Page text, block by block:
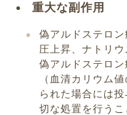
重大な副作用
偽アルドステロ
圧上昇、ナトリ
偽アルドステロ
（血清カリウム
られた場合には
切な処置を行うこ